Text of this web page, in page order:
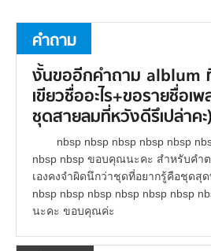
คำถาม
งั้นขออีกคำถาม alblum
เขียวชื่ออะไร+ขอรายชื่อเ
ชุดสายลมที่หวังดีรึเปล่าคะ
nbsp nbsp nbsp nbsp nbsp
nbsp nbsp ขอบคุณนะคะ สำหรับคำ
เองคงจำผิดนึกว่าชุดที่อยากรู้คือชุดสุ
nbsp nbsp nbsp nbsp nbsp nbsp
นะคะ ขอบคุณค่ะ